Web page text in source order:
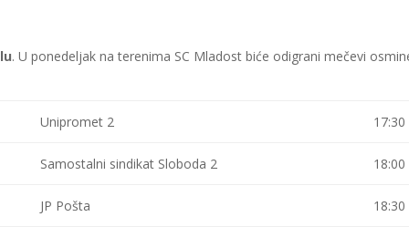
. U ponedeljak na terenima SC Mladost biće odigrani mečevi
Unipromet 2 17:30
Samostalni sindikat Sloboda 2 18:00
JP Pošta 18:30